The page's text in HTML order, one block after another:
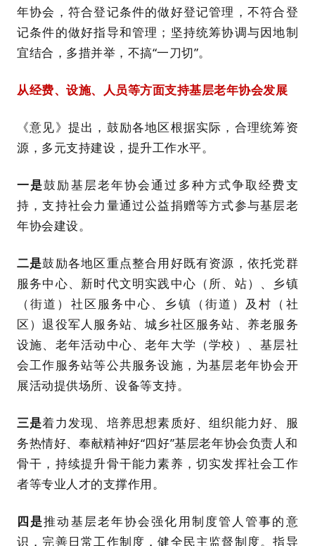
年协会，符合登记条件的做好登记管理，不符合登
记条件的做好指导和管理；坚持统筹协调与因地制
宜结合，多措并举，不搞“一刀切”。
从经费、设施、人员等方面支持基层老年协会发展
《意见》提出，鼓励各地区根据实际，合理统筹资
源，多元支持建设，提升工作水平。
一是鼓励基层老年协会通过多种方式争取经费支
持，支持社会力量通过公益捐赠等方式参与基层老
年协会建设。
二是鼓励各地区重点整合用好既有资源，依托党群
服务中心、新时代文明实践中心（所、站）、乡镇
（街道）社区服务中心、乡镇（街道）及村（社
区）退役军人服务站、城乡社区服务站、养老服务
设施、老年活动中心、老年大学（学校）、基层社
会工作服务站等公共服务设施，为基层老年协会开
展活动提供场所、设备等支持。
三是着力发现、培养思想素质好、组织能力好、服
务热情好、奉献精神好“四好”基层老年协会负责人和
骨干，持续提升骨干能力素养，切实发挥社会工作
者等专业人才的支撑作用。
四是推动基层老年协会强化用制度管人管事的意
识，完善日常工作制度，健全民主监督制度。指导